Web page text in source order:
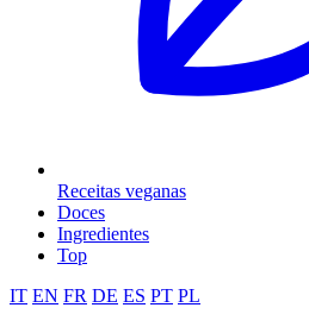
Receitas veganas
Doces
Ingredientes
Top
IT EN FR DE ES PT PL